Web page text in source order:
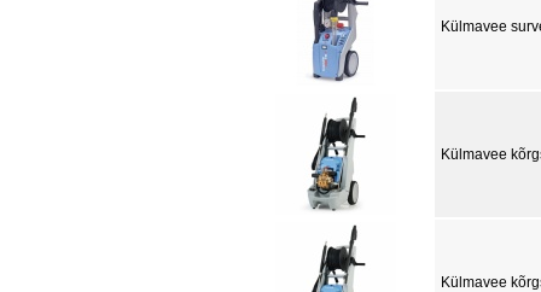
Külmavee
Külmavee
Külmavee